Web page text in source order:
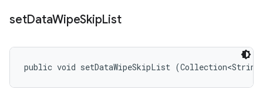
setDataWipeSkipList
public void setDataWipeSkipList